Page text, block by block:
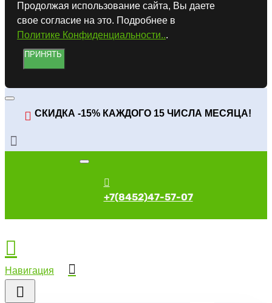
Продолжая использование сайта, Вы даете
свое согласие на это. Подробнее в
Политике Конфиденциальности...
ПРИНЯТЬ
СКИДКА -15% КАЖДОГО 15 ЧИСЛА МЕСЯЦА!
+7(8452)47-57-07